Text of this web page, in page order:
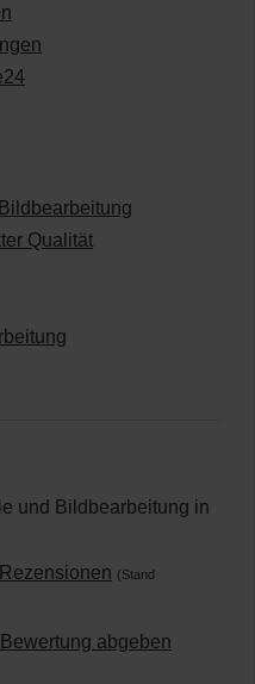
Qualität
und Bildbearbeitung in
(Stand
Bewertung abgeben